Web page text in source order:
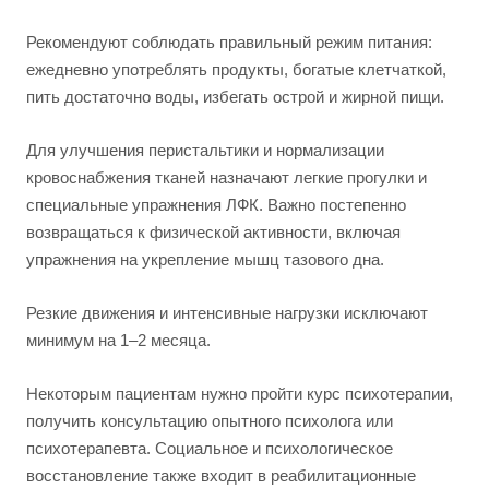
Рекомендуют соблюдать правильный режим питания:
ежедневно употреблять продукты, богатые клетчаткой,
пить достаточно воды, избегать острой и жирной пищи.
Для улучшения перистальтики и нормализации
кровоснабжения тканей назначают легкие прогулки и
специальные упражнения ЛФК. Важно постепенно
возвращаться к физической активности, включая
упражнения на укрепление мышц тазового дна.
Резкие движения и интенсивные нагрузки исключают
минимум на 1–2 месяца.
Некоторым пациентам нужно пройти курс психотерапии,
получить консультацию опытного психолога или
психотерапевта. Социальное и психологическое
восстановление также входит в реабилитационные